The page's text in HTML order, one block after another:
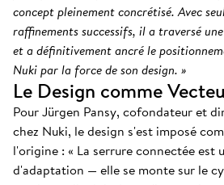
concept pleinement concrétisé. Avec
raffinements successifs, il a traversé
et a définitivement ancré le
Nuki par la force de son design. »
Le Design comme
Pour Jürgen Pansy, cofondateur et
chez Nuki, le design s'est imposé
l'origine : « La serrure connectée est
d'adaptation — elle se monte sur le